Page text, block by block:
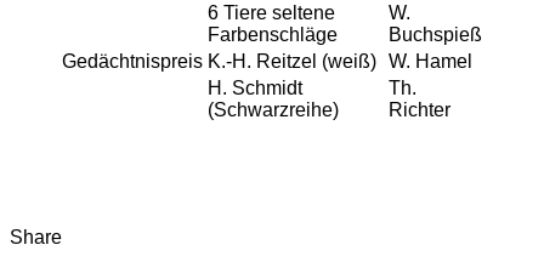
6 Tiere seltene
Farbenschläge
W.
Buchspieß
Gedächtnispreis K.-H. Reitzel (weiß) W. Hamel
H. Schmidt
(Schwarzreihe)
Th.
Richter
Share